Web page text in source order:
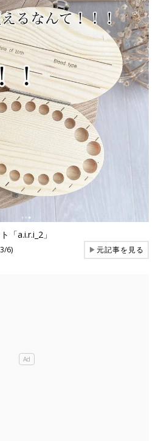
「a.i.r.i_2」
6) ▶元記事を見る